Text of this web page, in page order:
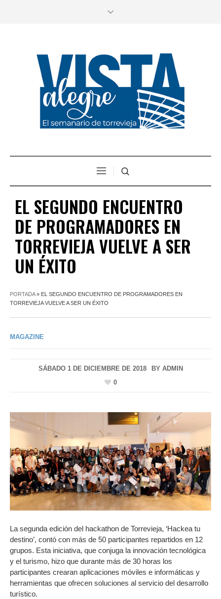
EL SEGUNDO ENCUENTRO
DE PROGRAMADORES EN
TORREVIEJA VUELVE A SER
UN ÉXITO
PORTADA» EL SEGUNDO ENCUENTRO DE PROGRAMADORES EN
TORREVIEJA VUELVE A SER UN ÉXITO
MAGAZINE
SÁBADO 1 DE DICIEMBRE DE 2018 BY ADMIN
0
La segunda edición del hackathon de Torrevieja, ‘Hackea tu
destino’, contó con más de 50 participantes repartidos en 12
grupos. Esta iniciativa, que conjuga la innovación tecnológica
y el turismo, hizo que durante más de 30 horas los
participantes crearan aplicaciones móviles e informáticas y
herramientas que ofrecen soluciones al servicio del desarrollo
turístico.